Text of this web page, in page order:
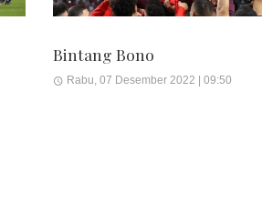
Bintang Bono
Rabu, 07 Desember 2022 | 09:50